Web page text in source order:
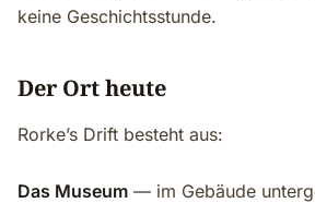
keine Geschichtsstunde.
Der Ort heute
Rorke’s Drift besteht aus:
Das Museum — im Gebäude